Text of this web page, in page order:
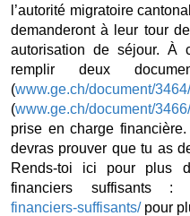
l’autorité migratoire
demanderont à leur tour
autorisation de séjour. À
remplir deux
(www.ge.ch/document/
(www.ge.ch/document/
prise en charge
devras prouver que tu as
Rends-toi ici pour plus
financiers suffisants :
financiers-suffisants/ pour